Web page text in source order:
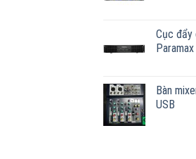
Cục đẩy
Bàn
USB